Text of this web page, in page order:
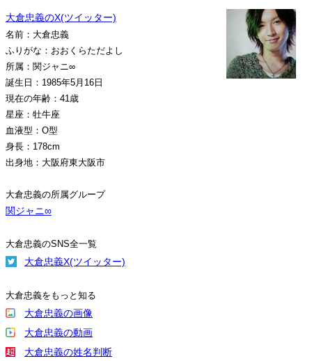
大倉忠義のX(ツイッター)
名前：大倉忠義
ふりがな：おおくらただよし
所属：関ジャニ∞
誕生日：1985年5月16日
現在の年齢：41歳
星座：牡牛座
血液型：O型
身長：178cm
出身地：大阪府東大阪市
大倉忠義の所属グループ
関ジャニ∞
大倉忠義のSNS全一覧
大倉忠義X(ツイッター)
大倉忠義をもっと知る
大倉忠義の画像
大倉忠義の動画
大倉忠義の姓名判断